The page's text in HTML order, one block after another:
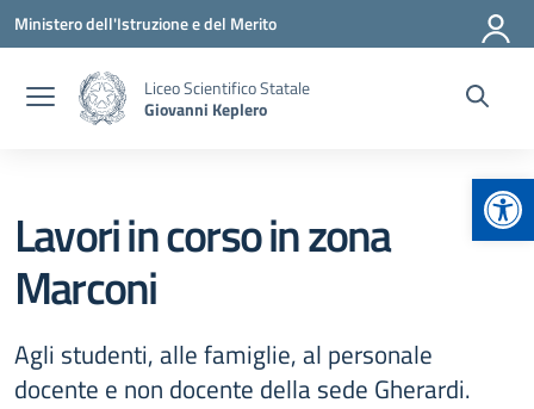
Vai ai contenuti
Vai al menu di navigazione
Vai al footer
Ministero dell'Istruzione e del Merito
Liceo Scientifico Statale
Giovanni Keplero
Lavori in corso in zona
Marconi
Agli studenti, alle famiglie, al personale
docente e non docente della sede Gherardi.